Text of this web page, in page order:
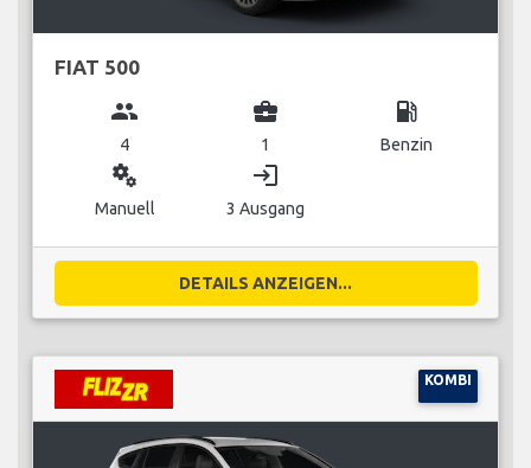
FIAT 500
group
4
business_center
1
local_gas_station
Benzin
miscellaneous_services
Manuell
login
3 Ausgang
DETAILS ANZEIGEN...
KOMBI